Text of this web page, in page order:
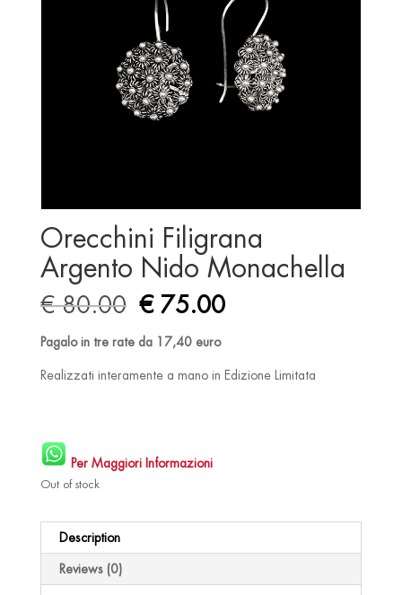
Orecchini Filigrana
Argento Nido Monachella
€80.00 Original
was:
€ 80.00.
€75.00Current
€ 75.00.
Pagalo in tre rate da 17,40 euro
Realizzati interamente a mano in Edizione Limitata
Per Maggiori Informazioni
Out of stock
Description
Reviews (0)